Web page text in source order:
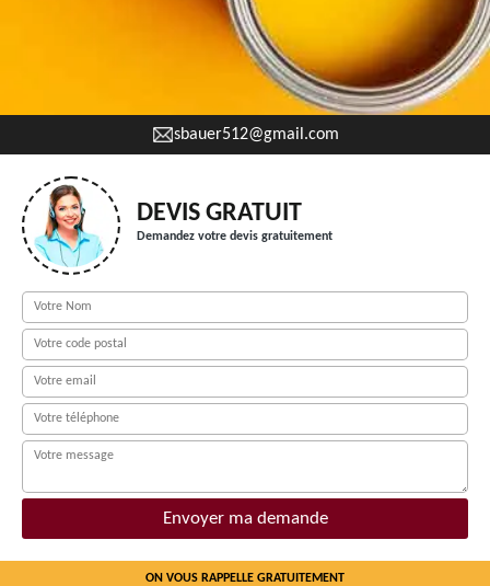
sbauer512@gmail.com
DEVIS GRATUIT
Demandez votre devis gratuitement
ON VOUS RAPPELLE GRATUITEMENT